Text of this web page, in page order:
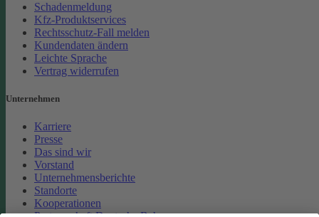
Schadenmeldung
Kfz-Produktservices
Rechtsschutz-Fall melden
Kundendaten ändern
Leichte Sprache
Vertrag widerrufen
Unternehmen
Karriere
Presse
Das sind wir
Vorstand
Unternehmensberichte
Standorte
Kooperationen